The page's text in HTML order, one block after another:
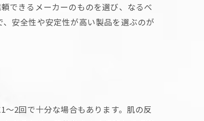
できるメーカーのものを選び、なるべ
安全性や安定性が高い製品を選ぶのが
2回で十分な場合もあります。肌の反